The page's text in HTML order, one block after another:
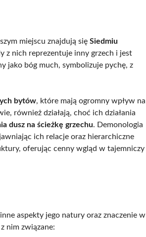
miejscu znajdują się Siedmiu
z nich reprezentuje inny grzech i jest
jako bóg much, symbolizuje pychę, z
bytów, które mają ogromny wpływ na
również działają, choć ich działania
dusz na ścieżkę grzechu. Demonologia
ich relacje oraz hierarchiczne
oferując cenny wgląd w tajemniczy
aspekty jego natury oraz znaczenie w
nim związane: